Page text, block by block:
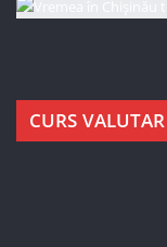
CURS VALUTAR